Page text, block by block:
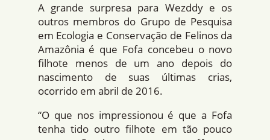
A grande surpresa para Wezddy e os
outros membros do Grupo de Pesquisa
em Ecologia e Conservação de Felinos da
Amazônia é que Fofa concebeu o novo
filhote menos de um ano depois do
nascimento de suas últimas crias,
ocorrido em abril de 2016.
“O que nos impressionou é que a Fofa
tenha tido outro filhote em tão pouco